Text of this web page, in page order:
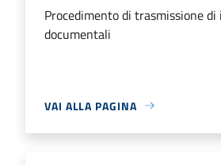
Procedimento di trasmissione
documentali
VAI ALLA PAGINA